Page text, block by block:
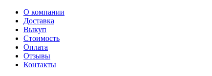
О компании
Доставка
Выкуп
Стоимость
Оплата
Отзывы
Контакты